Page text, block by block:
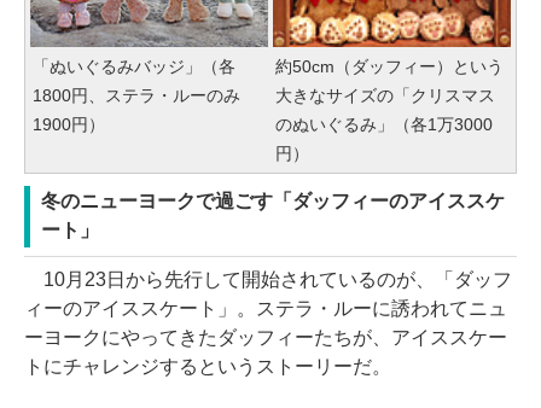
「ぬいぐるみバッジ」（各
1800円、ステラ・ルーのみ
1900円）
約50cm（ダッフィー）という
大きなサイズの「クリスマス
のぬいぐるみ」（各1万3000
円）
冬のニューヨークで過ごす「ダッフィーのアイススケ
ート」
10月23日から先行して開始されているのが、「ダッフ
ィーのアイススケート」。ステラ・ルーに誘われてニュ
ーヨークにやってきたダッフィーたちが、アイススケー
トにチャレンジするというストーリーだ。